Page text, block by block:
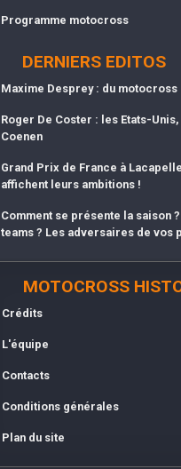
Programme motocross
DERNIERS EDITOS
Maxime Desprey : du
Roger De Coster : les Etats-
Coenen
Grand Prix de France à
affichent leurs ambitions !
Comment se présente la saison
teams ? Les adversaires de vos
MOTOCROSS
Crédits
L'équipe
Contacts
Conditions générales
Plan du site